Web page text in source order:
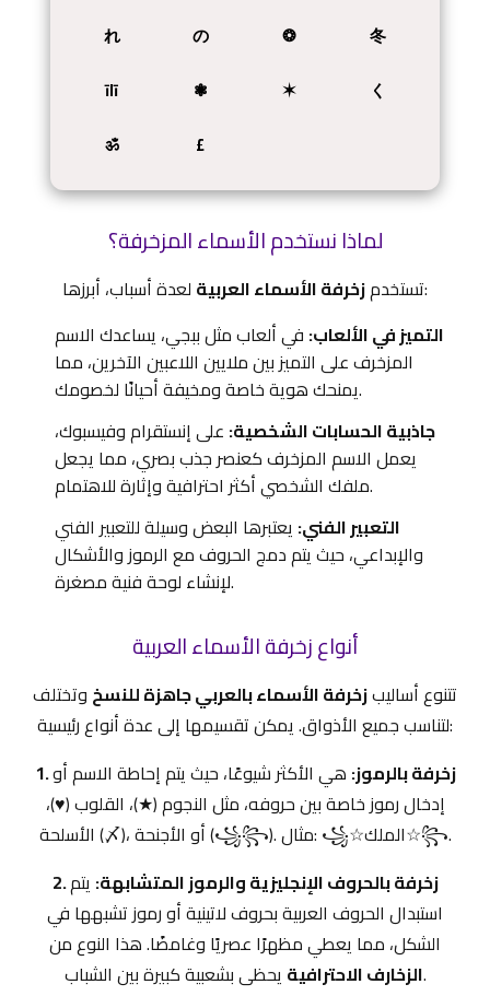
れ の ❂
冬
īlī
❃ ✶
く
ॐ
£
لماذا نستخدم الأسماء المزخرفة؟
تستخدمزخرفة الأسماء العربية
لعدة أسباب، أبرزها:
التميز في الألعاب: في ألعاب مثل ببجي، يساعدك الاسم
المزخرف على التميز بين ملايين اللاعبين الآخرين، مما
يمنحك هوية خاصة ومخيفة أحيانًا لخصومك.
جاذبية الحسابات الشخصية: على إنستقرام وفيسبوك،
يعمل الاسم المزخرف كعنصر جذب بصري، مما يجعل
ملفك الشخصي أكثر احترافية وإثارة للاهتمام.
التعبير الفني: يعتبرها البعض وسيلة للتعبير الفني
والإبداعي، حيث يتم دمج الحروف مع الرموز والأشكال
لإنشاء لوحة فنية مصغرة.
أنواع زخرفة الأسماء العربية
تتنوع أساليبزخرفة الأسماء بالعربي جاهزة للنسخ وتختلف
لتناسب جميع الأذواق. يمكن تقسيمها إلى عدة أنواع رئيسية:
1. زخرفة بالرموز: هي الأكثر شيوعًا، حيث يتم إحاطة الاسم أو
إدخال رموز خاصة بين حروفه، مثل النجوم (★)، القلوب (♥)،
الأسلحة (〆)، أو الأجنحة (꧁꧂). مثال: ꧁☆الملك☆꧂.
2. زخرفة بالحروف الإنجليزية والرموز المتشابهة: يتم
استبدال الحروف العربية بحروف لاتينية أو رموز تشبهها في
الشكل، مما يعطي مظهرًا عصريًا وغامضًا. هذا النوع من
الزخارف الاحترافيةيحظى بشعبية كبيرة بين الشباب.